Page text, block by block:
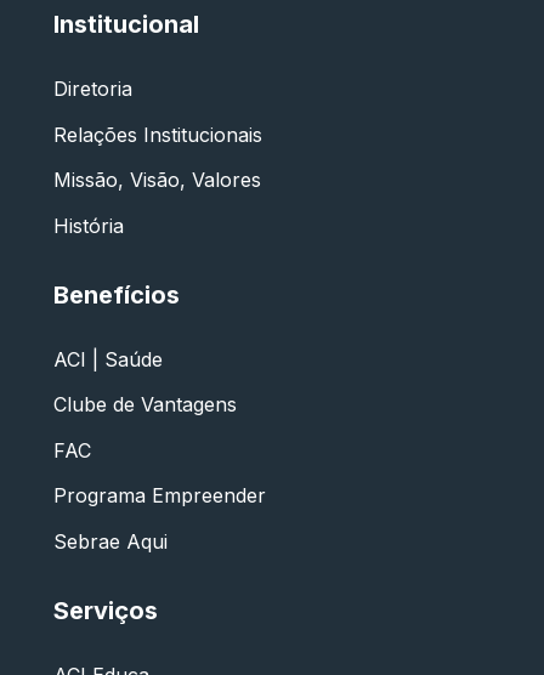
Institucional
Diretoria
Relações Institucionais
Missão, Visão, Valores
História
Benefícios
ACI | Saúde
Clube de Vantagens
FAC
Programa Empreender
Sebrae Aqui
Serviços